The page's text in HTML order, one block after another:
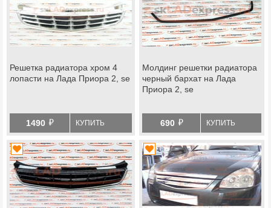
Решетка радиатора хром 4
лопасти на Лада Приора 2, se
1490 й КУПИТЬ
Молдинг решетки радиатора
черный бархат на Лада
Приора 2, se
690 й КУПИТЬ